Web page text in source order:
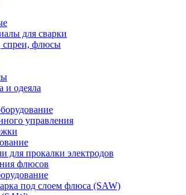
для сварки
спреи, флюсы
и одеяла
управления
для прокалки электродов
флюсов
под слоем флюса (SAW)